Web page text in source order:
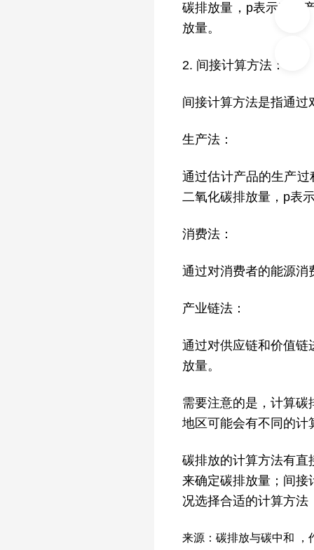
碳排放量，p表示产品
放量。
2. 间接计算方法：
间接计算方法是指通
生产法：
通过估计产品的生产
二氧化碳排放量，p表
消费法：
通过对消费者的能源消
产业链法：
通过对供应链和价值链
放量。
需要注意的是，计算
地区可能会有不同的计
碳排放的计算方法有直
来确定碳排放量；间接
况选择合适的计算方
来源：碳排放与碳中和